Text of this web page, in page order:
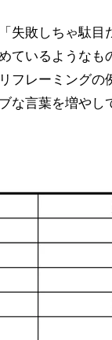
失敗しちゃ駄
いるようなも
フレーミング
な言葉を増やし